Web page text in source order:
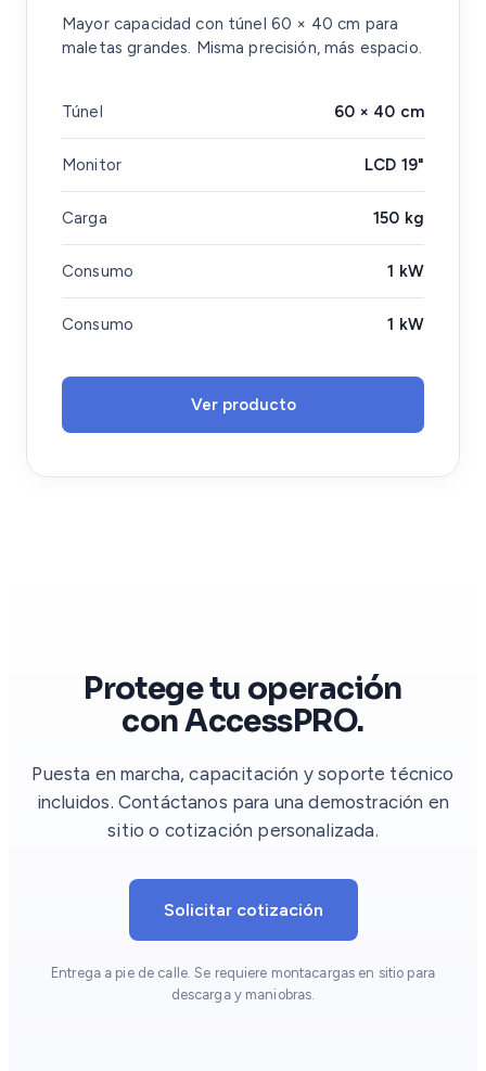
Mayor capacidad con túnel 60 × 40 cm para
maletas grandes. Misma precisión, más espacio.
Túnel 60 × 40 cm
Monitor LCD 19"
Carga 150 kg
Consumo 1 kW
Consumo 1 kW
Ver producto
Protege tu operación
con AccessPRO.
Puesta en marcha, capacitación y soporte técnico
incluidos. Contáctanos para una demostración en
sitio o cotización personalizada.
Solicitar cotización
Entrega a pie de calle. Se requiere montacargas en sitio para
descarga y maniobras.